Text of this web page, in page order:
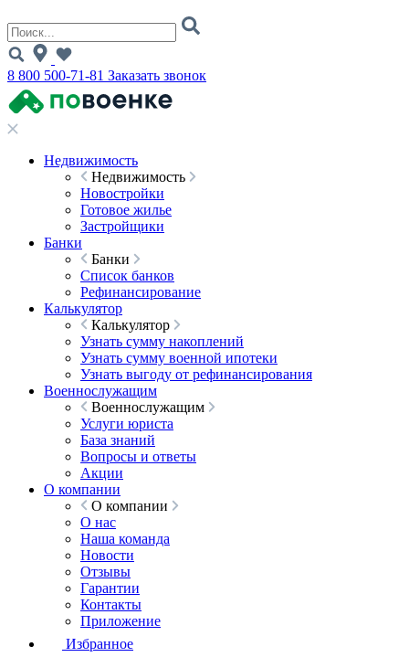
8 800 500-71-81 Заказать звонок
Недвижимость
Недвижимость
Новостройки
Готовое жилье
Застройщики
Банки
Банки
Список банков
Рефинансирование
Калькулятор
Калькулятор
Узнать сумму накоплений
Узнать сумму военной ипотеки
Узнать выгоду от рефинансирования
Военнослужащим
Военнослужащим
Услуги юриста
База знаний
Вопросы и ответы
Акции
О компании
О компании
О нас
Наша команда
Новости
Отзывы
Гарантии
Контакты
Приложение
Избранное